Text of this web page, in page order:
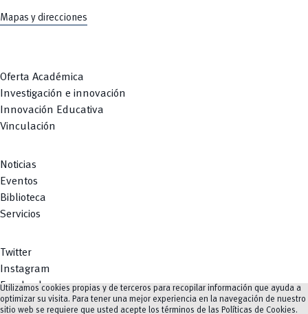
Mapas y direcciones
Oferta Académica
Investigación e innovación
Innovación Educativa
Vinculación
Noticias
Eventos
Biblioteca
Servicios
Twitter
Instagram
Facebook
Youtube
Utilizamos cookies propias y de terceros para recopilar información que ayuda a
optimizar su visita. Para tener una mejor experiencia en la navegación de nuestro
sitio web se requiere que usted acepte los términos de las Políticas de Cookies.